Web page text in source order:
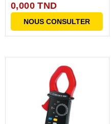
CALIBRATION
0,000 TND
NOUS CONSULTER